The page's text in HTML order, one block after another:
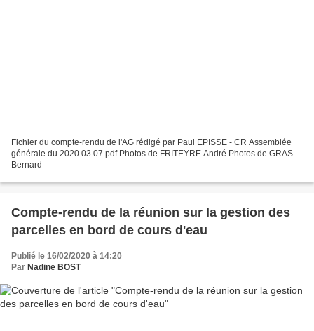
Fichier du compte-rendu de l'AG rédigé par Paul EPISSE - CR Assemblée
générale du 2020 03 07.pdf Photos de FRITEYRE André Photos de GRAS
Bernard
Compte-rendu de la réunion sur la gestion des
parcelles en bord de cours d'eau
Publié le 16/02/2020 à 14:20
Par Nadine BOST